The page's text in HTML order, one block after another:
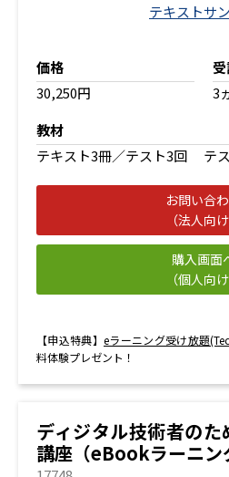
テキストサ
価格
30,250円
3
教材
テキスト3冊／テスト3回 テ
お問い合
（法人向け
購入画面
（個人向け
【申込特典】 eラーニング受け放題
料体験プレゼント！
ディジタル技術者の
講座（eBookラーニン